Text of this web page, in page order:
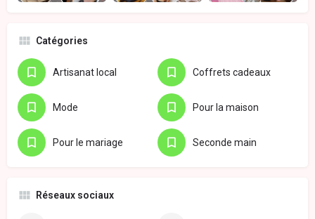
Catégories
Artisanat local Coffrets cadeaux
Mode Pour la maison
Pour le mariage Seconde main
Réseaux sociaux